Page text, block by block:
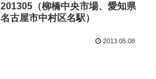
201305（柳橋中央市場、愛知県
名古屋市中村区名駅）
2013.05.08